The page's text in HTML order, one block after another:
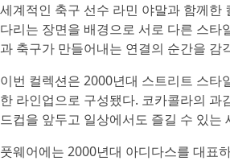
세계적인 축구 선수 라민 야말과 함께한
다리는 장면을 배경으로 서로 다른 스
과 축구가 만들어내는 연결의 순간을 감
이번 컬렉션은 2000년대 스트리트 스
한 라인업으로 구성됐다. 코카콜라의
드컵을 앞두고 일상에서도 즐길 수 있
풋웨어에는 2000년대 아디다스를 대표하